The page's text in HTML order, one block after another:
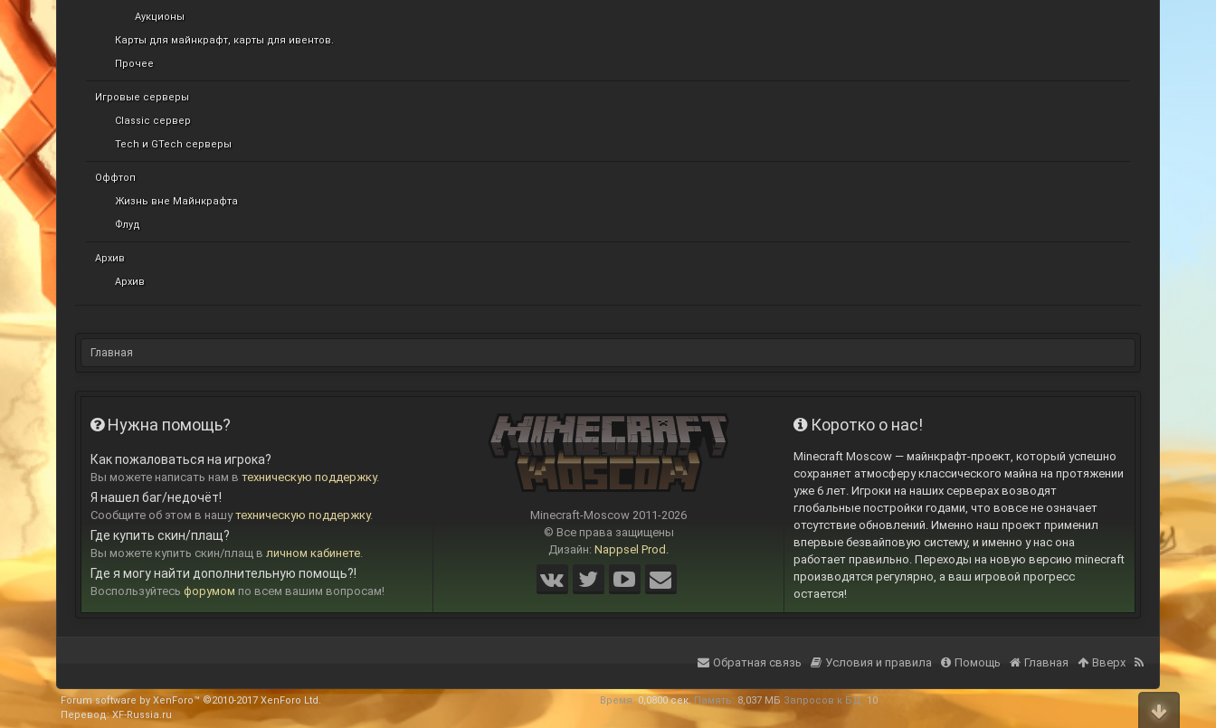
Аукционы
Карты для майнкрафт, карты для ивентов.
Прочее
Игровые серверы
Classic сервер
Tech и GTech серверы
Оффтоп
Жизнь вне Майнкрафта
Флуд
Архив
Архив
Главная
Нужна помощь?
Как пожаловаться на игрока?
Вы можете написать нам в техническую поддержку.
Я нашел баг/недочёт!
Сообщите об этом в нашутехническую поддержку.
Где купить скин/плащ?
Вы можете купить скин/плащ в личном кабинете.
Где я могу найти дополнительную помощь?!
Воспользуйтесь форумом по всем вашим вопросам!
Minecraft-Moscow 2011-2026
© Все права защищены
Дизайн: Nappsel Prod.
Коротко о нас!
Minecraft Moscow — майнкрафт-проект, который успешно
сохраняет атмосферу классического майна на протяжении
уже 6 лет. Игроки на наших серверах возводят
глобальные постройки годами, что вовсе не означает
отсутствие обновлений. Именно наш проект применил
впервые безвайповую систему, и именно у нас она
работает правильно. Переходы на новую версию minecraft
производятся регулярно, а ваш игровой прогресс
остается!
Обратная связь Условия и правила Помощь Главная Вверх
Forum software by XenForo™©2010-2017 XenForo Ltd.
Перевод:XF-Russia.ru
Время: 0,0800 сек. Память: 8,037 МБ Запросов к БД: 10